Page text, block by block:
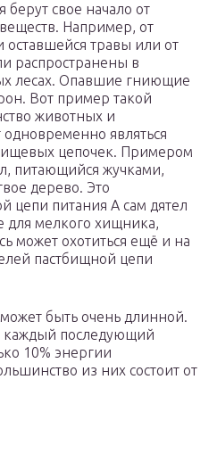
свое начало от
Например, от
оставшейся травы или от
распространены в
лесах. Опавшие гниющие
Вот пример такой
животных и
являться
цепочек. Примером
питающийся жучками,
дерево. Это
цепи питания А сам дятел
для мелкого хищника,
может охотиться ещё и на
пастбищной цепи
быть очень длинной.
каждый последующий
10% энергии
из них состоит от